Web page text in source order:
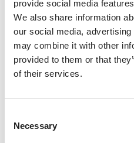
provide social media
We also share information
our social media,
may combine it with other
provided to them or that
of their services.
Selection
Necessary
Umstände vor: Das
frei durch den
oder Stühlen und
interkulturellen
Komponisten und
musikalischen
Konzertbetriebs